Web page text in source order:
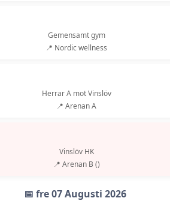
Gemensamt gym
📍 Nordic wellness
Herrar A mot Vinslöv
📍 Arenan A
Vinslöv HK
📍 Arenan B ()
📅 fre 07 Augusti 2026